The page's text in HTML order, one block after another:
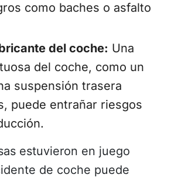
como baches o asfalto
del coche: Una
del coche, como un
suspensión trasera
puede entrañar riesgos
estuvieron en juego
de coche puede